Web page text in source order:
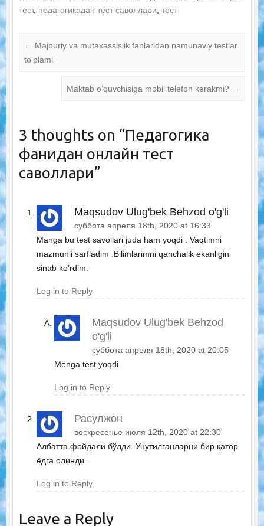
тест, педагогикадан тест саволлари, тест
← Majburiy va mutaxassislik fanlaridan namunaviy testlar
to‘plami
Maktab o‘quvchisiga mobil telefon kerakmi? →
3 thoughts on “Педагогика
фанидан онлайн тест
саволлари”
Maqsudov Ulug'bek Behzod o'g'li
суббота апреля 18th, 2020 at 16:33
Manga bu test savollari juda ham yoqdi . Vaqtimni
mazmunli sarfladim .Bilimlarimni qanchalik ekanligini
sinab ko’rdim.
Log in to Reply
Maqsudov Ulug'bek Behzod
o'g'li
суббота апреля 18th, 2020 at 20:05
Menga test yoqdi
Log in to Reply
Расулжон
воскресенье июля 12th, 2020 at 22:30
Албатта фойдали бўлди. Унутилганларни бир қатор
ёдга олинди.
Log in to Reply
Leave a Reply